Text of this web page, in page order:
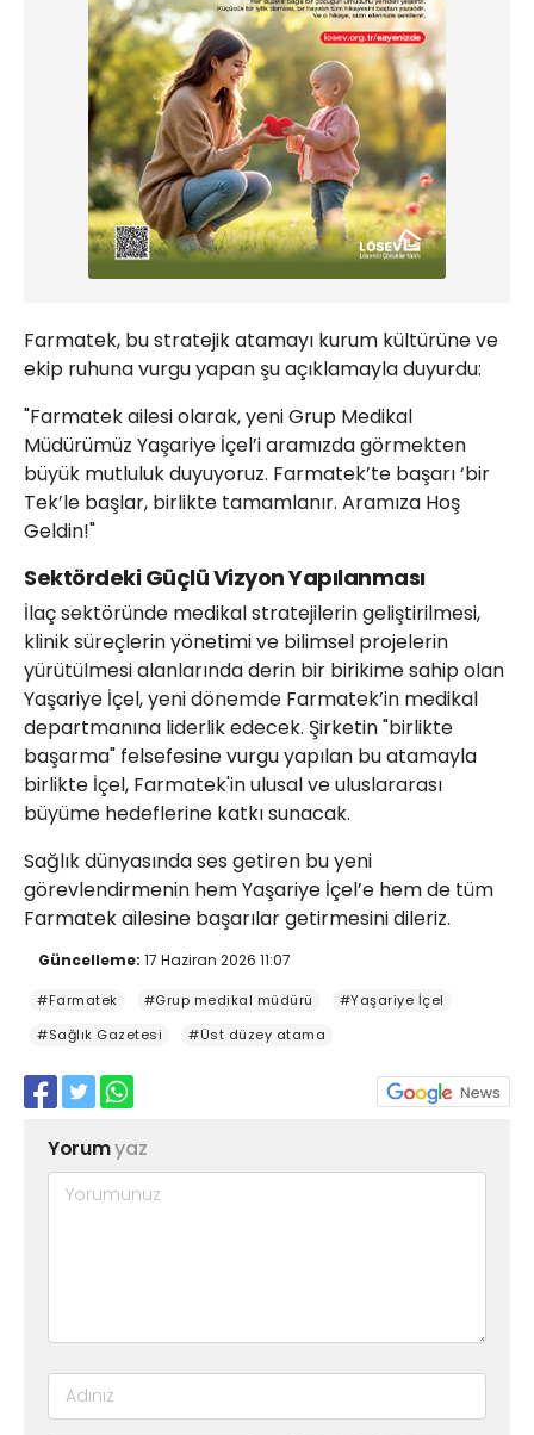
Farmatek, bu stratejik atamayı kurum kültürüne ve
ekip ruhuna vurgu yapan şu açıklamayla duyurdu:
"Farmatek ailesi olarak, yeni Grup Medikal
Müdürümüz Yaşariye İçel’i aramızda görmekten
büyük mutluluk duyuyoruz. Farmatek’te başarı ‘bir
Tek’le başlar, birlikte tamamlanır. Aramıza Hoş
Geldin!"
Sektördeki Güçlü Vizyon Yapılanması
İlaç sektöründe medikal stratejilerin geliştirilmesi,
klinik süreçlerin yönetimi ve bilimsel projelerin
yürütülmesi alanlarında derin bir birikime sahip olan
Yaşariye İçel, yeni dönemde Farmatek’in medikal
departmanına liderlik edecek. Şirketin "birlikte
başarma" felsefesine vurgu yapılan bu atamayla
birlikte İçel, Farmatek'in ulusal ve uluslararası
büyüme hedeflerine katkı sunacak.
Sağlık dünyasında ses getiren bu yeni
görevlendirmenin hem Yaşariye İçel’e hem de tüm
Farmatek ailesine başarılar getirmesini dileriz.
Güncelleme: 17 Haziran 2026 11:07
#Farmatek #Grup medikal müdürü
#Yaşariye İçel
#Sağlık Gazetesi
#Üst düzey atama
Yorumyaz